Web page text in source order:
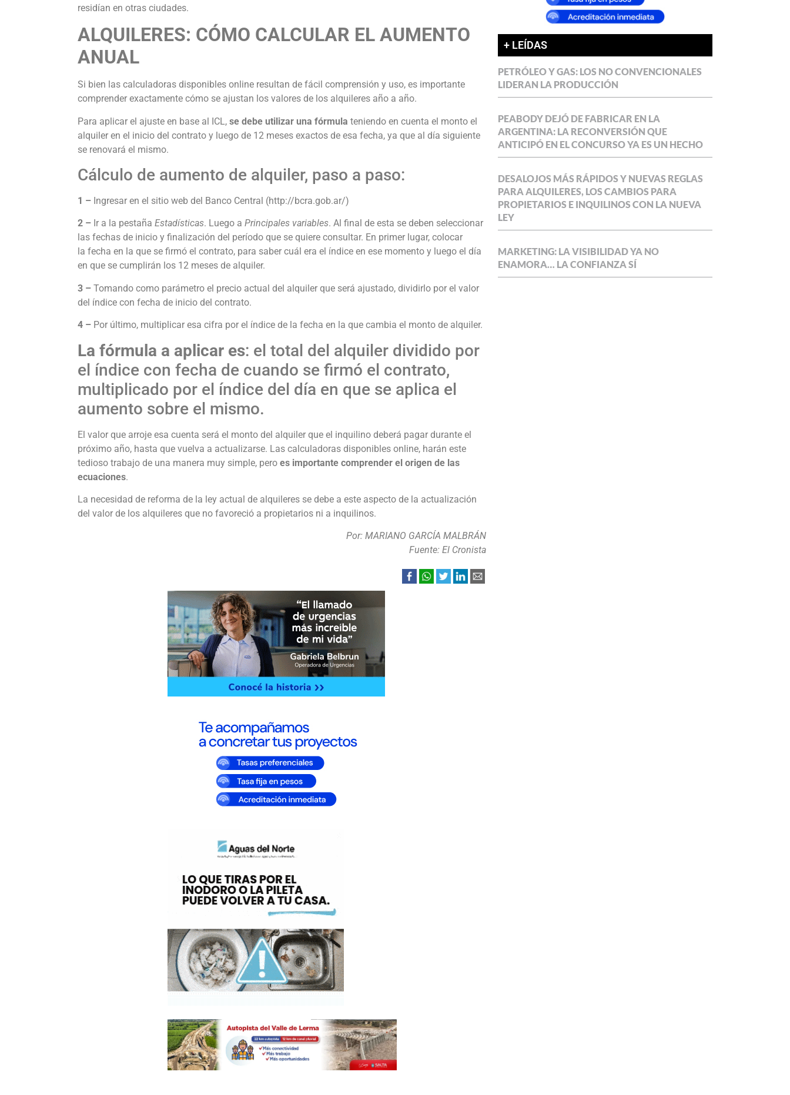
residían en otras ciudades.
ALQUILERES: CÓMO CALCULAR EL AUMENTO
ANUAL
Si bien las calculadoras disponibles online resultan de fácil comprensión y uso, es importante
comprender exactamente cómo se ajustan los valores de los alquileres año a año.
Para aplicar el ajuste en base al ICL, se debe utilizar una fórmula teniendo en cuenta el monto el
alquiler en el inicio del contrato y luego de 12 meses exactos de esa fecha, ya que al día siguiente
se renovará el mismo.
Cálculo de aumento de alquiler, paso a paso:
1 – Ingresar en el sitio web del Banco Central (http://bcra.gob.ar/)
2 – Ir a la pestaña Estadísticas. Luego a Principales variables. Al final de esta se deben seleccionar
las fechas de inicio y finalización del período que se quiere consultar. En primer lugar, colocar
la fecha en la que se firmó el contrato, para saber cuál era el índice en ese momento y luego el día
en que se cumplirán los 12 meses de alquiler.
3 – Tomando como parámetro el precio actual del alquiler que será ajustado, dividirlo por el valor
del índice con fecha de inicio del contrato.
4 – Por último, multiplicar esa cifra por el índice de la fecha en la que cambia el monto de alquiler.
La fórmula a aplicar es: el total del alquiler dividido por
el índice con fecha de cuando se firmó el contrato,
multiplicado por el índice del día en que se aplica el
aumento sobre el mismo.
El valor que arroje esa cuenta será el monto del alquiler que el inquilino deberá pagar durante el
próximo año, hasta que vuelva a actualizarse. Las calculadoras disponibles online, harán este
tedioso trabajo de una manera muy simple, pero es importante comprender el origen de las
ecuaciones.
La necesidad de reforma de la ley actual de alquileres se debe a este aspecto de la actualización
del valor de los alquileres que no favoreció a propietarios ni a inquilinos.
Por: MARIANO GARCÍA MALBRÁN
Fuente: El Cronista
+ LEÍDAS
PETRÓLEO Y GAS: LOS NO CONVENCIONALES
LIDERAN LA PRODUCCIÓN
PEABODY DEJÓ DE FABRICAR EN LA
ARGENTINA: LA RECONVERSIÓN QUE
ANTICIPÓ EN EL CONCURSO YA ES UN HECHO
DESALOJOS MÁS RÁPIDOS Y NUEVAS REGLAS
PARA ALQUILERES, LOS CAMBIOS PARA
PROPIETARIOS E INQUILINOS CON LA NUEVA
LEY
MARKETING: LA VISIBILIDAD YA NO
ENAMORA… LA CONFIANZA SÍ